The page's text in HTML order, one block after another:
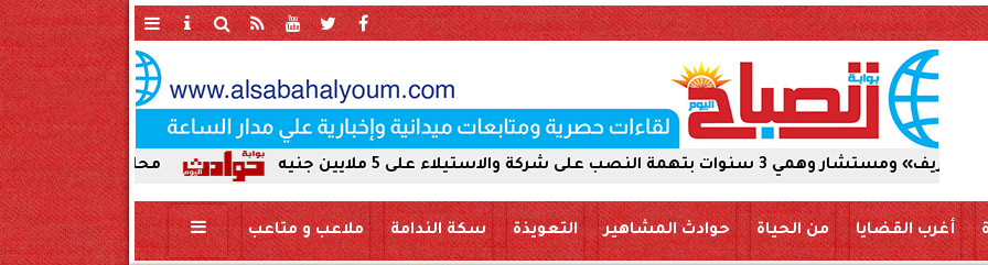
محافظ سوهاج يحيل واقعة ردم على شركة والاستيلاء على 5 ملايين جنيه
أغرب القضايا من الحياة حوادث المشاهير التعويذة سكة الندامة ملاعب و متاعب